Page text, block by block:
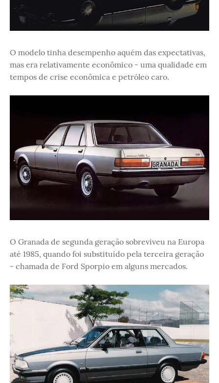
O modelo tinha desempenho aquém das expectativas,
mas era relativamente econômico - uma qualidade em
tempos de crise econômica e petróleo caro.
O Granada de segunda geração sobreviveu na Europa
até 1985, quando foi substituído pela terceira geração
- chamada de Ford Sporpio em alguns mercados.